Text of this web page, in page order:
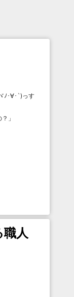
ﾉ･∀･`)っす
」
職人